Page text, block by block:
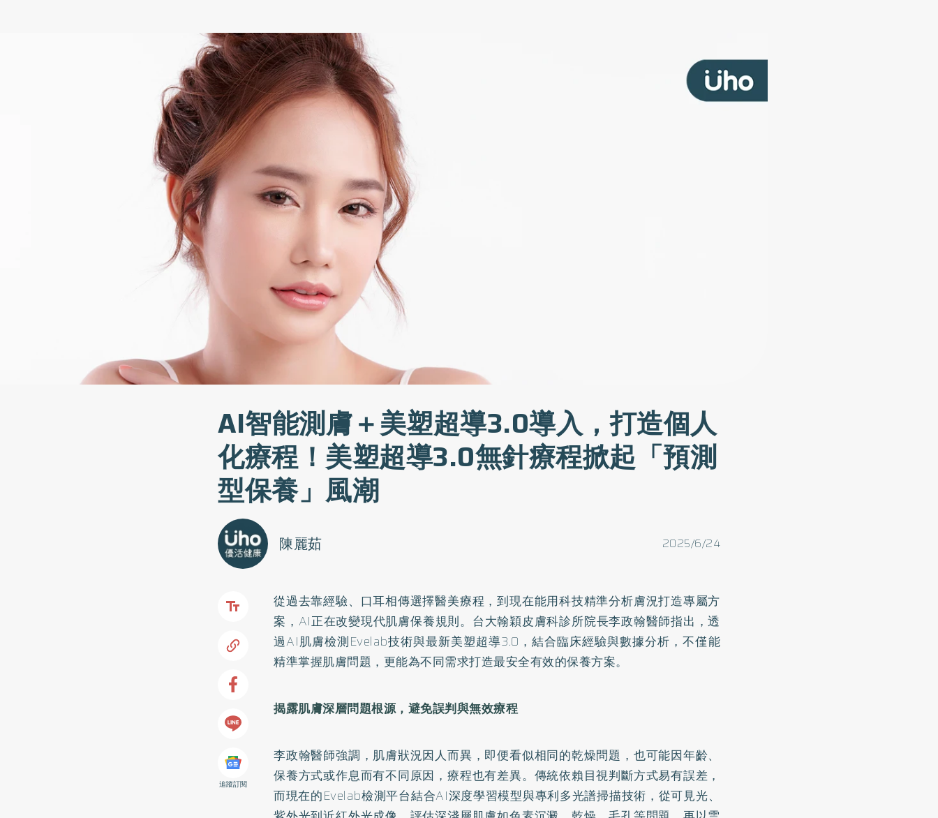
AI智能測膚＋美塑超導3.0導入，打造個人
化療程！美塑超導3.0無針療程掀起「預測
型保養」風潮
2025/6/24
陳麗茹
追蹤訂閱
從過去靠經驗、口耳相傳選擇醫美療程，到現在能用科技精準分析膚況打造專屬方
案，AI正在改變現代肌膚保養規則。台大翰穎皮膚科診所院長李政翰醫師指出，透
過AI肌膚檢測Evelab技術與最新美塑超導3.0，結合臨床經驗與數據分析，不僅能
精準掌握肌膚問題，更能為不同需求打造最安全有效的保養方案。
揭露肌膚深層問題根源，避免誤判與無效療程
李政翰醫師強調，肌膚狀況因人而異，即便看似相同的乾燥問題，也可能因年齡、
保養方式或作息而有不同原因，療程也有差異。傳統依賴目視判斷方式易有誤差，
而現在的Evelab檢測平台結合AI深度學習模型與專利多光譜掃描技術，從可見光、